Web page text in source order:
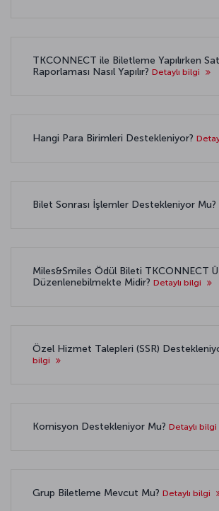
TKCONNECT ile Biletleme Yapılırken
Raporlaması Nasıl Yapılır? Detaylı bilgi
Hangi Para Birimleri Destekleniyor?
Bilet Sonrası İşlemler Destekleniyor Mu?
Miles&Smiles Ödül Bileti TKCONNECT
Düzenlenebilmekte Midir? Detaylı bilgi
Özel Hizmet Talepleri (SSR)
bilgi
Komisyon Destekleniyor Mu? Detaylı bilgi
Grup Biletleme Mevcut Mu? Detaylı bilgi